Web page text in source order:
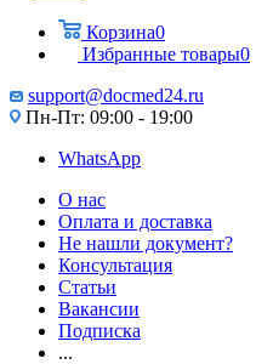
Корзина0
Избранные товары0
support@docmed24.ru
Пн-Пт: 09:00 - 19:00
WhatsApp
О нас
Оплата и доставка
Не нашли документ?
Консультация
Статьи
Вакансии
Подписка
...